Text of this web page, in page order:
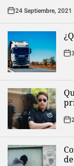
24 Septiembre, 2021